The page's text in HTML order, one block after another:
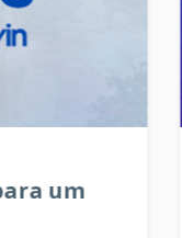
7 DE
Confira o